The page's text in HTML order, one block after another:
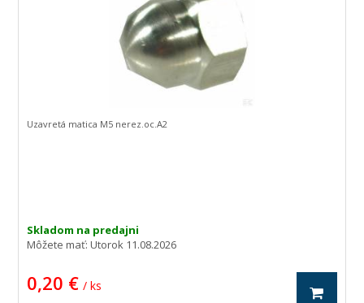
Skladom na predajni
Môžete mať:Utorok 11.08.2026
0,20 € / ks
Uzavretá matica M5 nerez.oc.A2